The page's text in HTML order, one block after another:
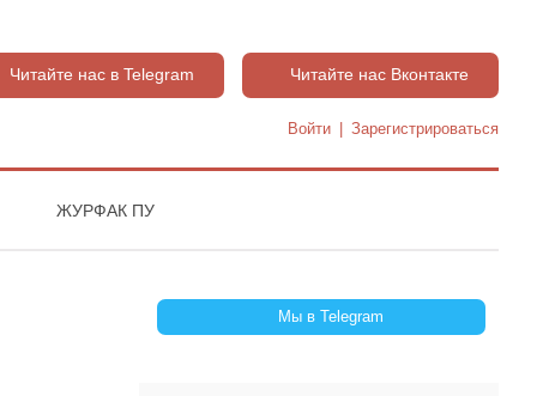
Читайте нас в Telegram Читайте нас Вконтакте
Войти Зарегистрироваться
ЖУРФАК ПУ
Мы в Telegram